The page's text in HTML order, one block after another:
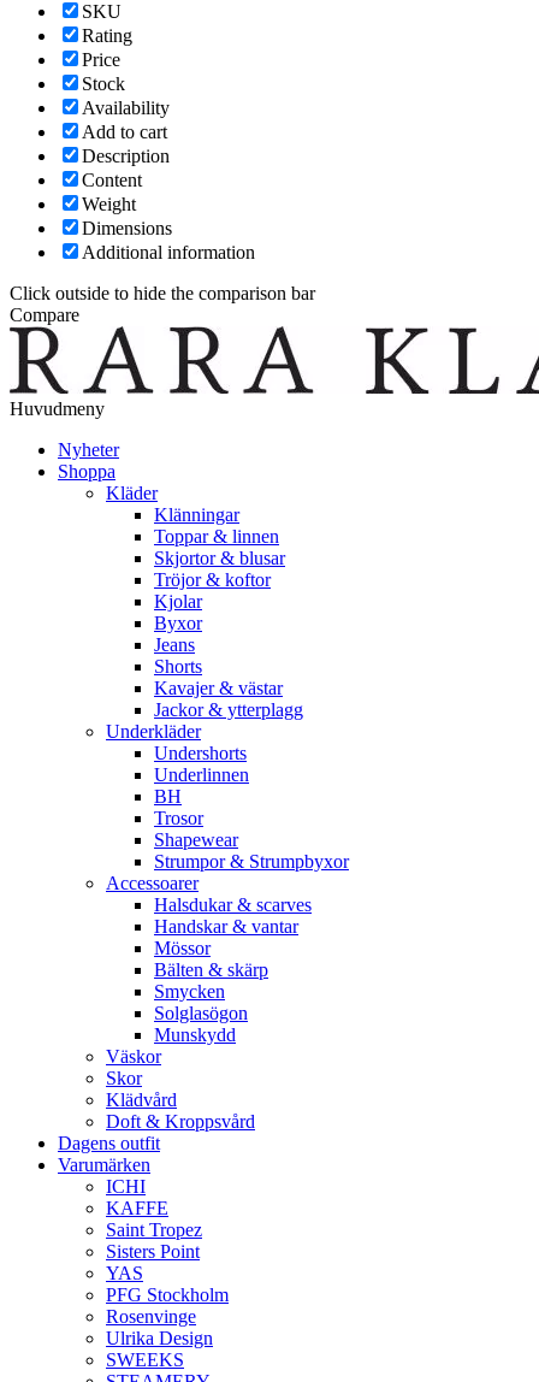
SKU
Rating
Price
Stock
Availability
Add to cart
Description
Content
Weight
Dimensions
Additional information
Click outside to hide the comparison bar
Compare
Huvudmeny
Nyheter
Shoppa
Kläder
Klänningar
Toppar & linnen
Skjortor & blusar
Tröjor & koftor
Kjolar
Byxor
Jeans
Shorts
Kavajer & västar
Jackor & ytterplagg
Underkläder
Undershorts
Underlinnen
BH
Trosor
Shapewear
Strumpor & Strumpbyxor
Accessoarer
Halsdukar & scarves
Handskar & vantar
Mössor
Bälten & skärp
Smycken
Solglasögon
Munskydd
Väskor
Skor
Klädvård
Doft & Kroppsvård
Dagens outfit
Varumärken
ICHI
KAFFE
Saint Tropez
Sisters Point
YAS
PFG Stockholm
Rosenvinge
Ulrika Design
SWEEKS